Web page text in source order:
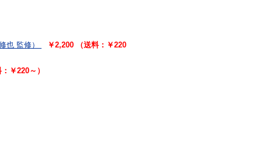
也 監修）
￥2,200 （送料：￥220
￥220～）